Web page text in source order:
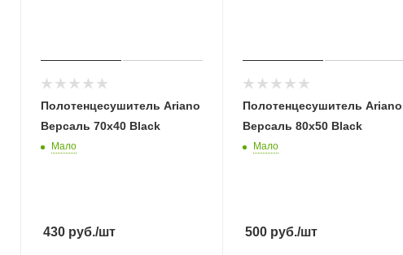
Полотенцесушитель Ariano
Версаль 70х40 Black
Мало
430 руб./шт
Полотенцесушитель Ariano
Версаль 80х50 Black
Мало
500 руб./шт